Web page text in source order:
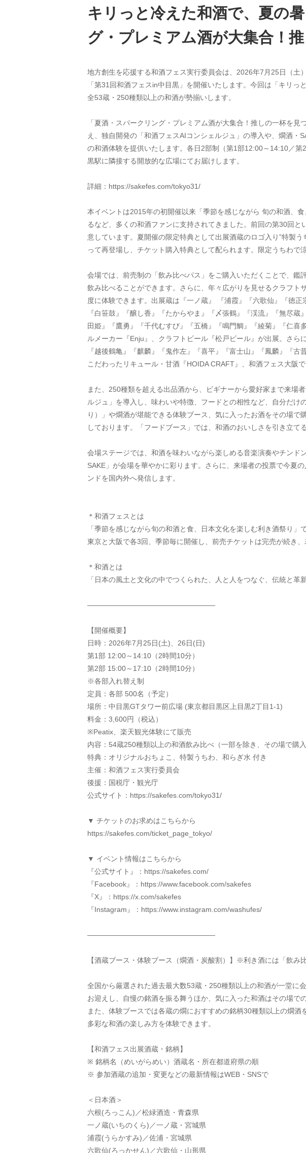
キリっと冷えた和酒で、夏の
グ・プレミアム酒が大集合！
地方創生を応援する和酒フェス実行委員会は、2026年7月25日（
「第31回和酒フェスin中目黒」を開催いたします。今回は「キリ
全53蔵・250種類以上の和酒が勢揃いします。
「夏酒・スパークリング・プレミアム酒が大集合！推しの一杯を
え、独自開発の「和酒フェスAIコンシェルジュ」の導入や、燗酒
の和酒体験を提供いたします。各日2部制（第1部12:00～14:10／
黒駅に隣接する開放的な広場にてお届けします。
詳細：https://sakefes.com/tokyo31/
本イベントは2015年の初開催以来「季節を感じながら 旬の和酒、
るなど、多くの和酒ファンに支持されてきました。前回の第30回
意しています。夏開催の限定特典として出展酒蔵のロゴ入り”特製
って再登場し、チケット購入特典として配られます。限定うちわで
会場では、前売制の「飲み比べパス」をご購入いただくことで、
飲み比べることができます。さらに、年々広がりを見せるクラフ
度に体験できます。出展蔵は『一ノ蔵』 『浦霞』『六歌仙』『徳
『白笹鼓』『醸し香』『たからやま』『〆張鶴』『渓流』『無尽
田姫』『鷹勇』『千代むすび』『五橋』『鳴門鯛』『綾菊』『仁
ルメーカー『Enju』、クラフトビール『松戸ビール』が出展。さら
『越後鶴亀』『麒麟』『鬼作左』『喜平』『富士山』『鳳麟』『
こだわったリキュール・甘酒『HOIDA CRAFT』、和酒フェス大阪
また、250種類を超える出品酒から、ビギナーから愛好家まで来場
ルジュ」を導入し、味わいや特徴、フードとの相性など、自分だけ
り）」や燗酒が堪能できる体験ブース、気に入ったお酒をその場
しております。「フードブース」では、和酒のおいしさを引き立て
会場ステージでは、和酒を味わいながら楽しめる音楽演奏やチン
SAKE」が会場を華やかに彩ります。さらに、来場者の投票で今夏
ンドを国内外へ発信します。
＊和酒フェスとは
「季節を感じながら旬の和酒と食、日本文化を楽しむ利き酒祭り」で
東京と大阪で各3回、季節毎に開催し、前売チケットは完売が続き
＊和酒とは
「日本の風土と文化の中でつくられた、人と人をつなぐ、伝統と
——————————————————
【開催概要】
日時：2026年7月25日(土)、26日(日)
第1部 12:00～14:10（2時間10分）
第2部 15:00～17:10（2時間10分）
※各部入れ替え制
定員：各部 500名（予定）
場所：中目黒GTタワー前広場 (東京都目黒区上目黒2丁目1-1)
料金：3,600円（税込）
※Peatix、楽天観光体験にて販売
内容：54蔵250種類以上の和酒飲み比べ（一部を除き、その場で購入
特典：オリジナルおちょこ、特製うちわ、和らぎ水 付き
主催：和酒フェス実行委員会
後援：国税庁・観光庁
公式サイト：https://sakefes.com/tokyo31/
▼ チケットのお求めはこちらから
https://sakefes.com/ticket_page_tokyo/
▼ イベント情報はこちらから
『公式サイト』：https://sakefes.com/
『Facebook』：https://www.facebook.com/sakefes
『X』：https://x.com/sakefes
『Instagram』：https://www.instagram.com/washufes/
——————————————————
【酒蔵ブース・体験ブース（燗酒・炭酸割）】※利き酒には「飲み
全国から厳選された過去最大数53蔵・250種類以上の和酒が一堂に
お迎えし、自慢の銘酒を振る舞うほか、気に入った和酒はその場で
また、体験ブースでは各蔵の燗におすすめの銘柄30種類以上の燗
多彩な和酒の楽しみ方を体験できます。
【和酒フェス出展酒蔵・銘柄】
※ 銘柄名（めいがらめい）酒蔵名・所在都道府県の順
※ 参加酒蔵の追加・変更などの最新情報はWEB・SNSで
＜日本酒＞
六根(ろっこん)／松緑酒造・青森県
一ノ蔵(いちのくら)／一ノ蔵・宮城県
浦霞(うらかすみ)／佐浦・宮城県
六歌仙(ろっかせん)／六歌仙・山形県